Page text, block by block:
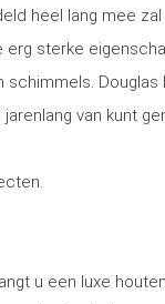
heel lang mee
sterke
van kunt
u een luxe